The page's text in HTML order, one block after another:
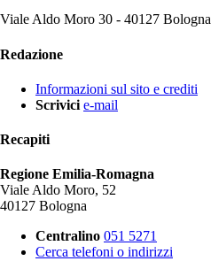
Viale Aldo Moro 30 - 40127 Bologna
Redazione
Informazioni sul sito e crediti
Scrivici e-mail
Recapiti
Regione Emilia-Romagna
Viale Aldo Moro, 52
40127 Bologna
Centralino 051 5271
Cerca telefoni o indirizzi